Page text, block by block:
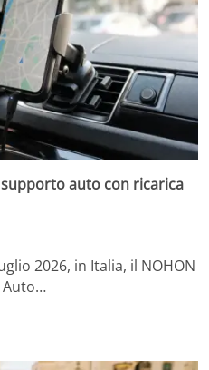
auto con ricarica
2026, in Italia, il NOHON
Auto…